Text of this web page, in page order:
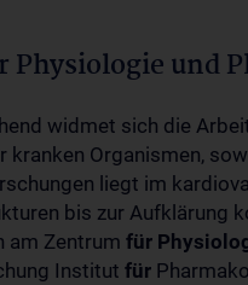
und
widmet sich die
kranken Organismen,
liegt im
bis zur Aufklärung
am Zentrum für
Institut für